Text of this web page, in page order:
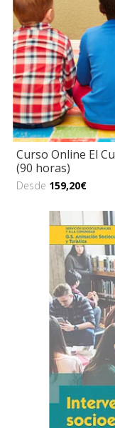
Curso Online El
(90 horas)
Desde 159,20€